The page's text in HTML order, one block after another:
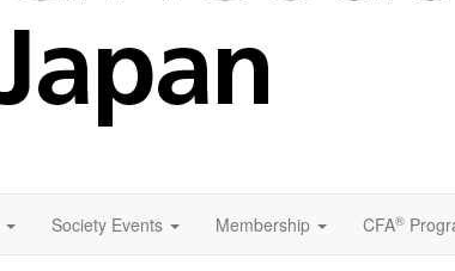
Society Events Membership CFA®